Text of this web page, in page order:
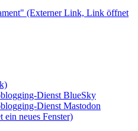
(Externer Link, Link öffnet
Dienst BlueSky
Dienst Mastodon
neues Fenster)